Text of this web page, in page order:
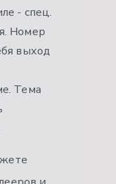
- спец.
Номер
выход
Тема